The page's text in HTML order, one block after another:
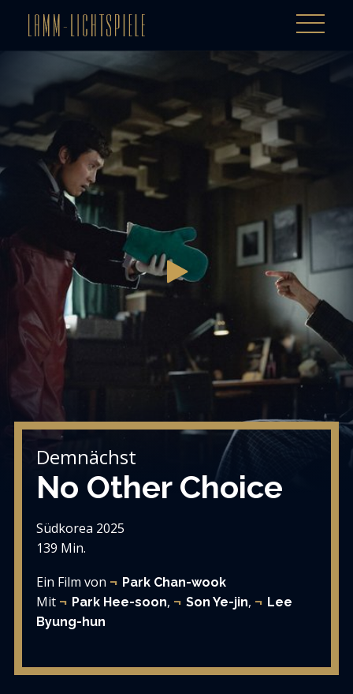
Demnächst
No Other Choice
Südkorea 2025
139 Min.
Ein Film von
Park Chan-wook
Mit Park Hee-soon, Son Ye-jin,
Lee
Byung-hun